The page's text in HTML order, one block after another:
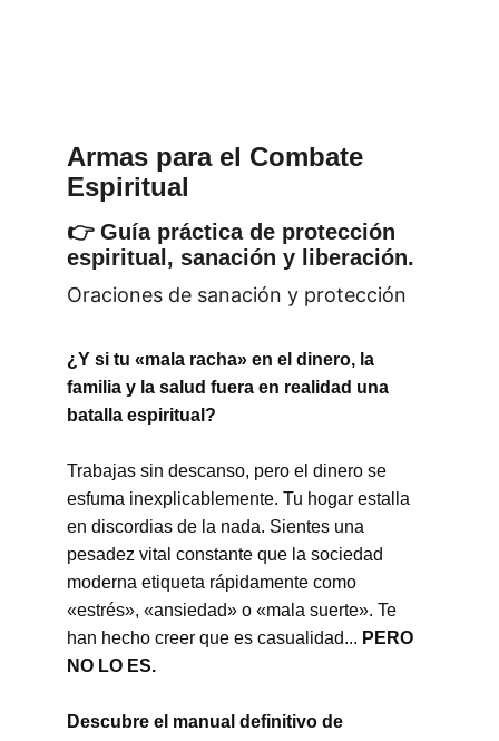
Armas para el Combate
Espiritual
👉 Guía práctica de protección
espiritual, sanación y liberación.
Oraciones de sanación y protección
¿Y si tu «mala racha» en el dinero, la
familia y la salud fuera en realidad una
batalla espiritual?
Trabajas sin descanso, pero el dinero se
esfuma inexplicablemente. Tu hogar estalla
en discordias de la nada. Sientes una
pesadez vital constante que la sociedad
moderna etiqueta rápidamente como
«estrés», «ansiedad» o «mala suerte». Te
han hecho creer que es casualidad... PERO
NO LO ES.
Descubre el manual definitivo de